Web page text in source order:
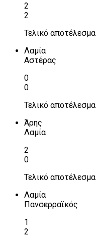
2
2
Τελικό αποτέλεσμα
Λαμία
Αστέρας
0
0
Τελικό αποτέλεσμα
Άρης
Λαμία
2
0
Τελικό αποτέλεσμα
Λαμία
Πανσερραϊκός
1
2